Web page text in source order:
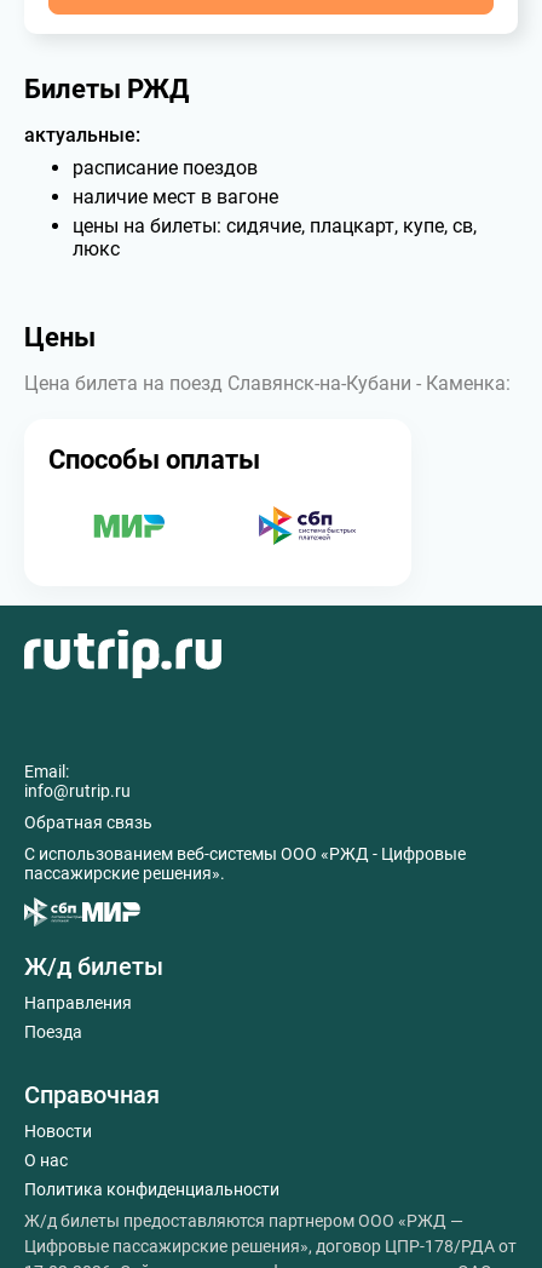
Билеты РЖД
актуальные:
расписание поездов
наличие мест в вагоне
цены на билеты: сидячие, плацкарт, купе, св,
люкс
Цены
Цена билета на поезд Славянск-на-Кубани - Каменка:
Способы оплаты
Email:
info@rutrip.ru
Обратная связь
C использованием веб-системы ООО «РЖД - Цифровые
пассажирские решения».
Ж/д билеты
Направления
Поезда
Справочная
Новости
О нас
Политика конфиденциальности
Ж/д билеты предоставляются партнером ООО «РЖД —
Цифровые пассажирские решения», договор ЦПР-178/РДА от